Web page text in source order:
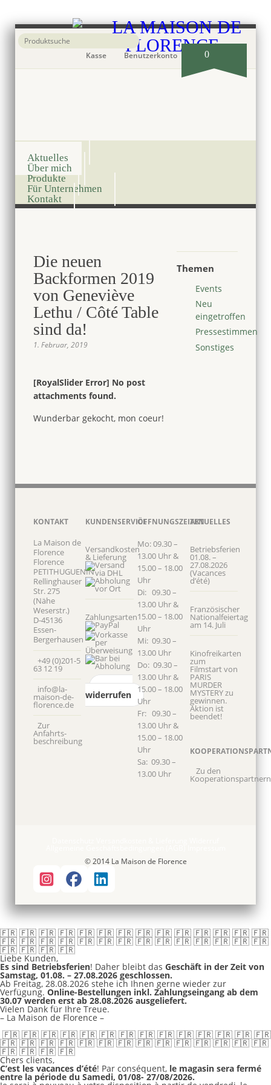
Kasse Benutzerkonto 0
Aktuelles
Über mich
Produkte
Für Unternehmen
Kontakt
Die neuen
Backformen 2019
von Geneviève
Lethu / Côté Table
sind da!
1. Februar, 2019
[RoyalSlider Error] No post
attachments found.
Wunderbar gekocht, mon coeur!
Themen
Events
Neu
eingetroffen
Pressestimmen
Sonstiges
KONTAKT
La Maison de
Florence
Florence
PETITHUGUENIN
Rellinghauser
Str. 275
(Nähe
Weserstr.)
D-45136
Essen-
Bergerhausen
+49 (0)201-5
63 12 19
info@la-
maison-de-
florence.de
Zur
Anfahrts­
beschreibung
KUNDENSERVICE
Versandkosten
& Lieferung
Zahlungsarten
Vertrag
widerrufen
ÖFFNUNGSZEITEN
Mo: 09.30 –
13.00 Uhr &
15.00 – 18.00
Uhr
Di: 09.30 –
13.00 Uhr &
15.00 – 18.00
Uhr
Mi: 09.30 –
13.00 Uhr
Do: 09.30 –
13.00 Uhr &
15.00 – 18.00
Uhr
Fr: 09.30 –
13.00 Uhr &
15.00 – 18.00
Uhr
Sa: 09.30 –
13.00 Uhr
AKTUELLES
Betriebsferien
01.08. –
27.08.2026
(Vacances
d’été)
Französischer
Nationalfeiertag
am 14. Juli
Kinofreikarten
zum
Filmstart von
PARIS
MURDER
MYSTERY zu
gewinnen.
Aktion ist
beendet!
Zu den
Kooperationspartnern
© 2014 La Maison de Florence
🇫🇷 🇫🇷 🇫🇷 🇫🇷 🇫🇷 🇫🇷 🇫🇷 🇫🇷 🇫🇷 🇫🇷 🇫🇷 🇫🇷 🇫🇷 🇫🇷
🇫🇷 🇫🇷 🇫🇷 🇫🇷 🇫🇷 🇫🇷 🇫🇷 🇫🇷 🇫🇷 🇫🇷 🇫🇷 🇫🇷 🇫🇷 🇫🇷
🇫🇷 🇫🇷 🇫🇷 🇫🇷
Liebe Kunden,
Es sind Betriebsferien! Daher bleibt das Geschäft in der Zeit von
Samstag, 01.08. – 27.08.2026 geschlossen.
Ab Freitag, 28.08.2026 stehe ich Ihnen gerne wieder zur
Verfügung. Online-Bestellungen inkl. Zahlungseingang ab dem
30.07 werden erst ab 28.08.2026 ausgeliefert.
Vielen Dank für Ihre Treue.
– La Maison de Florence –
🇫🇷 🇫🇷 🇫🇷 🇫🇷 🇫🇷 🇫🇷 🇫🇷 🇫🇷 🇫🇷 🇫🇷 🇫🇷 🇫🇷 🇫🇷 🇫🇷
🇫🇷 🇫🇷 🇫🇷 🇫🇷 🇫🇷 🇫🇷 🇫🇷 🇫🇷 🇫🇷 🇫🇷 🇫🇷 🇫🇷 🇫🇷 🇫🇷
🇫🇷 🇫🇷 🇫🇷 🇫🇷
Chers clients,
C’est les vacances d’été! Par conséquent, le magasin sera fermé
entre la période du Samedi, 01/08- 27/08/2026.